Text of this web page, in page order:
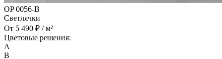
OP 0056-B
Светлячки
От 5 490 ₽ / м²
Цветовые решения:
A
B